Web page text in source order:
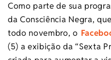
Como parte de sua
da Consciência Negra,
todo novembro, o
(5) a exibição da “Sexta